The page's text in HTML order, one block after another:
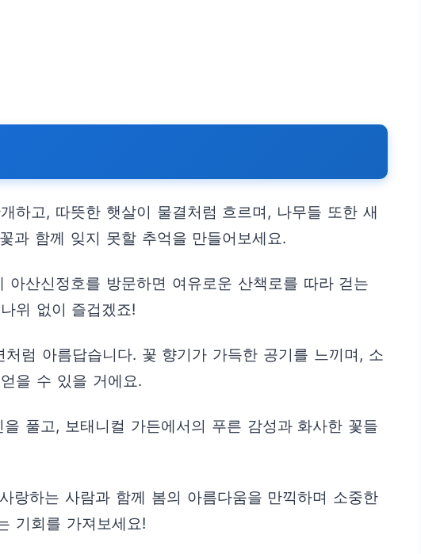
하고, 따뜻한 햇살이 물결처럼 흐르며, 나무들 또한 새
과 함께 잊지 못할 추억을 만들어보세요.
산신정호를 방문하면 여유로운 산책로를 따라 걷는
위 없이 즐겁겠죠!
럼 아름답습니다. 꽃 향기가 가득한 공기를 느끼며, 소
을 수 있을 거에요.
풀고, 보태니컬 가든에서의 푸른 감성과 화사한 꽃들
랑하는 사람과 함께 봄의 아름다움을 만끽하며 소중한
기회를 가져보세요!